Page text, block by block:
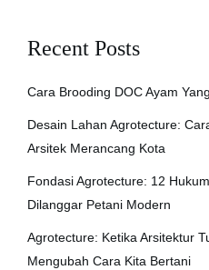
Recent Posts
Cara Brooding DOC Ayam
Desain Lahan Agrotecture:
Arsitek Merancang Kota
Fondasi Agrotecture: 12
Dilanggar Petani Modern
Agrotecture: Ketika Arsitektur
Mengubah Cara Kita Bertani